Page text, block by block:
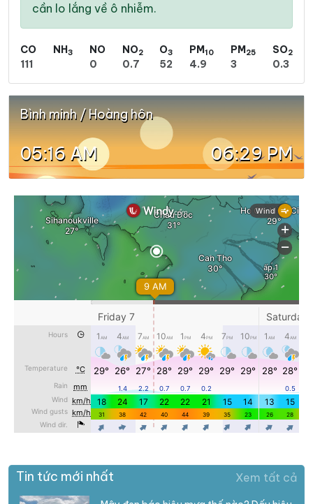
cần lo lắng về ô nhiễm.
CO
111
NH3
NO
0
NO2
0.7
O3
52
PM10
4.9
PM25
3
SO2
0.3
Bình minh / Hoàng hôn
05:16 AM 06:29 PM
Tin tức mới nhất Xem tất cả